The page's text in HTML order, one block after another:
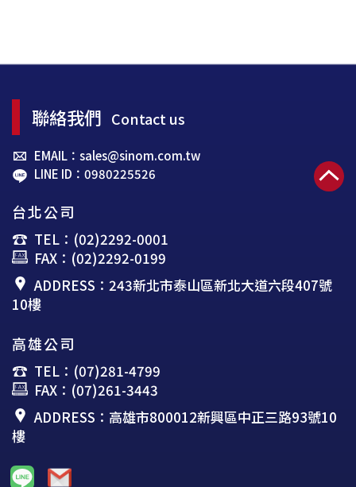
聯絡我們 Contact us
EMAIL：sales@sinom.com.tw
LINE ID：0980225526
台北公司
TEL：(02)2292-0001
FAX：(02)2292-0199
ADDRESS：243新北市泰山區新北大道六段407號
10樓
高雄公司
TEL：(07)281-4799
FAX：(07)261-3443
ADDRESS：高雄市800012新興區中正三路93號10
樓